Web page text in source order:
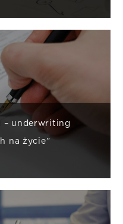
– underwriting
na życie”